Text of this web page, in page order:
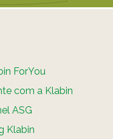
ForYou
com a Klabin
ASG
Klabin